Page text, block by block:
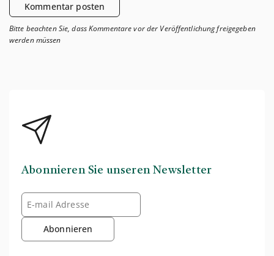
Kommentar posten
Bitte beachten Sie, dass Kommentare vor der Veröffentlichung freigegeben
werden müssen
Abonnieren Sie unseren Newsletter
Abonnieren